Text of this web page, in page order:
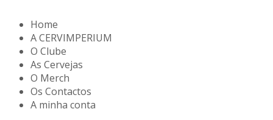
Home
A CERVIMPERIUM
O Clube
As Cervejas
O Merch
Os Contactos
A minha conta